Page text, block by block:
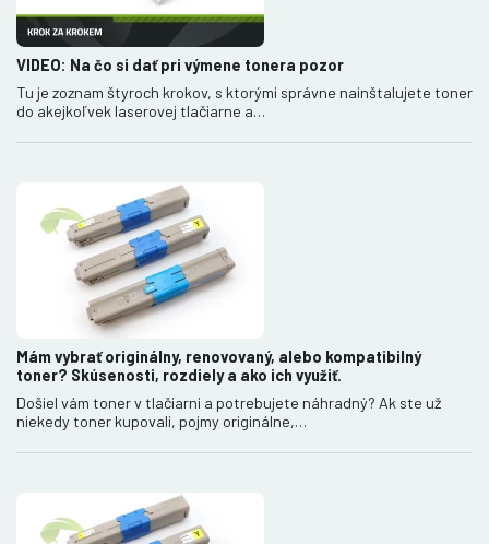
VIDEO: Na čo si dať pri výmene tonera pozor
Tu je zoznam štyroch krokov, s ktorými správne nainštalujete toner
do akejkoľvek laserovej tlačiarne a…
Mám vybrať originálny, renovovaný, alebo kompatibilný
toner? Skúsenosti, rozdiely a ako ich využiť.
Došiel vám toner v tlačiarni a potrebujete náhradný? Ak ste už
niekedy toner kupovali, pojmy originálne,…